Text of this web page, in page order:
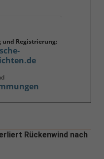
Registrierung:
Rückenwind nach